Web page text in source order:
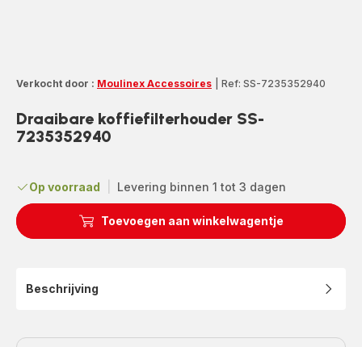
Verkocht door : Moulinex Accessoires Ref: SS-7235352940
Draaibare koffiefilterhouder SS-
7235352940
Op voorraad Levering binnen 1 tot 3 dagen
Toevoegen aan winkelwagentje
Beschrijving